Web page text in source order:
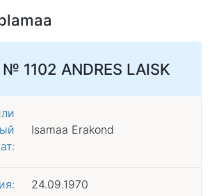
№ 1102 ANDRES LAISK
Isamaa Erakond
24.09.1970